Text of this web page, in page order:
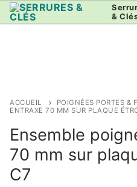
Aller
au
&
ACCUEIL POIGNÉES PORTES &
ENTRAXE 70 MM SUR PLAQUE
Ensemble
70 mm sur
C7